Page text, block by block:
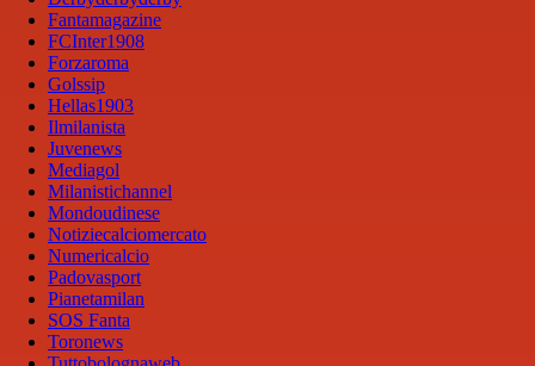
Fantamagazine
FCInter1908
Forzaroma
Golssip
Hellas1903
Ilmilanista
Juvenews
Mediagol
Milanistichannel
Mondoudinese
Notiziecalciomercato
Numericalcio
Padovasport
Pianetamilan
SOS Fanta
Toronews